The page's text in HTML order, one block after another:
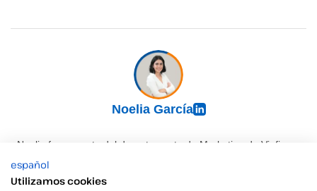
Noelia García
Noelia forma parte del departamento de Marketing de Viafirma,
donde se encarga de la estrategia y redacción de los blogs
corporativos. Acerca al lector las últimas novedades sobre
español
Utilizamos cookies